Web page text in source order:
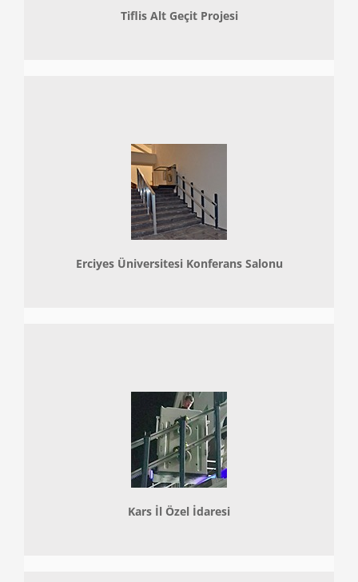
Tiflis Alt Geçit Projesi
Erciyes Üniversitesi Konferans Salonu
Kars İl Özel İdaresi